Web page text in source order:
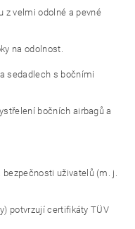
z velmi odolné a pevné
na odolnost.
sedadlech s bočními
bočních airbagů a
bezpečnosti uživatelů (m. j.
potvrzují certifikáty TÜV